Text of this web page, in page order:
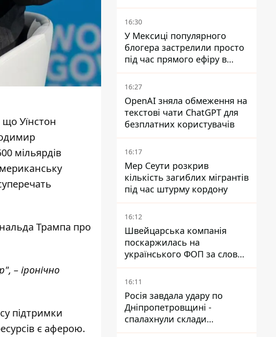
Уїнстон
мільярдів
Трампа про
– іронічно
підтримки
є аферою.
служити в "ДНР" - йому
оголосили підозру,
загрожує довічне
16:30
У Мексиці популярного
блогера застрелили просто
під час прямого ефіру в
TikTok
16:27
OpenAI зняла обмеження на
текстові чати ChatGPT для
безплатних користувачів
16:17
Мер Сеути розкрив
кількість загиблих мігрантів
під час штурму кордону
16:12
Швейцарська компанія
поскаржилась на
українського ФОП за слова
SUN SCRIPTION на упаковці
крему - АМКУ наклав штраф
16:11
Росія завдала удару по
Дніпропетровщині -
спалахнули склади
логістичної компанії